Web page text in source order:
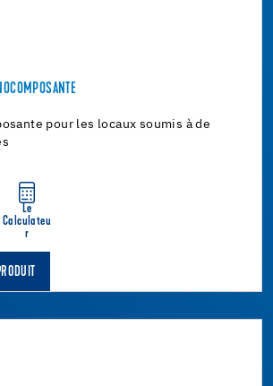
pour les locaux soumis à de
Le
Calculateu
r